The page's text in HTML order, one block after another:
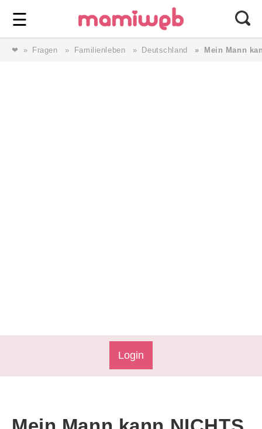
☰ ⎯ Wir lieben Familie ⎯
❤ Fragen Familienleben Deutschland Mein Mann
Login